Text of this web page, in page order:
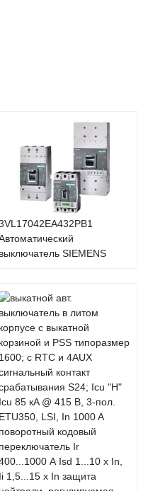
выключатель SIEMENS